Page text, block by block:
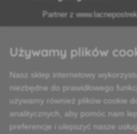
Partner z
Zawsze służymy fachową
Używamy plików
Nasz sklep internetowy
niezbędne do prawidłowego
używamy również plików cookie
analitycznych, aby pomóc nam
preferencje i ulepszyć nasze